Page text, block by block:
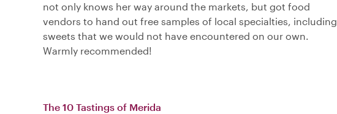
not only knows her way around the markets, but got food
vendors to hand out free samples of local specialties, including
sweets that we would not have encountered on our own.
Warmly recommended!
The 10 Tastings of Merida